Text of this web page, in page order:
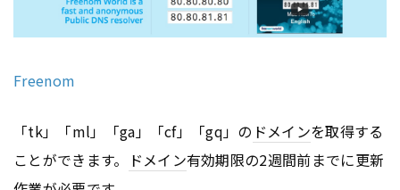
Freenom
「tk」「ml」「ga」「cf」「gq」の ドメインを取得する
ことができます。
ドメイン有効期限の2週間前までに更新